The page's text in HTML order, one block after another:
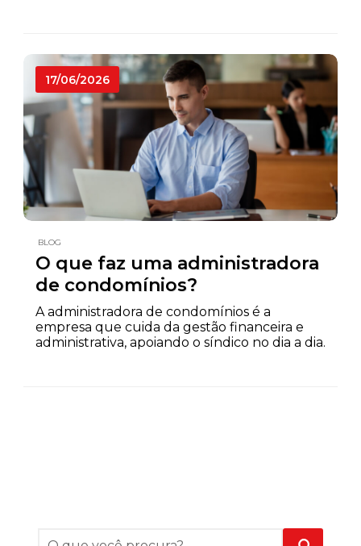
17/06/2026
BLOG
O que faz uma administradora
de condomínios?
A administradora de condomínios é a
empresa que cuida da gestão financeira e
administrativa, apoiando o síndico no dia a dia.